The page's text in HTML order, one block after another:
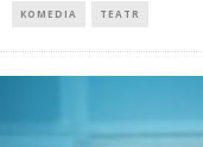
KOMEDIA TEATR